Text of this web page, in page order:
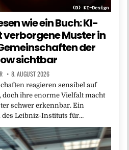
wie ein Buch: KI-
Muster in
der
sichtbar
8. AUGUST 2026
reagieren sensibel auf
ihre enorme Vielfalt macht
schwer erkennbar. Ein
des Leibniz-Instituts für…